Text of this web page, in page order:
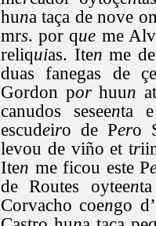
huna taça de nove
mrs. por que me
reliquias. Iten me
duas fanegas de çe
Gordon porhuun
canudos seseenta
escudeiro de Pero
levou de viño et tr
Iten me ficou este P
de Routes oyteen
Corvacho coengo